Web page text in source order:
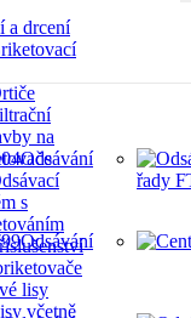
a drcení
na
s
lisy
včetně
Odsávání
řady
Odsávání